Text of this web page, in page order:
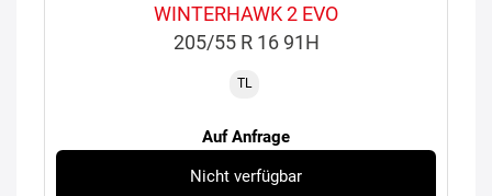
WINTERHAWK 2 EVO
205/55 R 16 91H
TL
Auf Anfrage
Nicht verfügbar